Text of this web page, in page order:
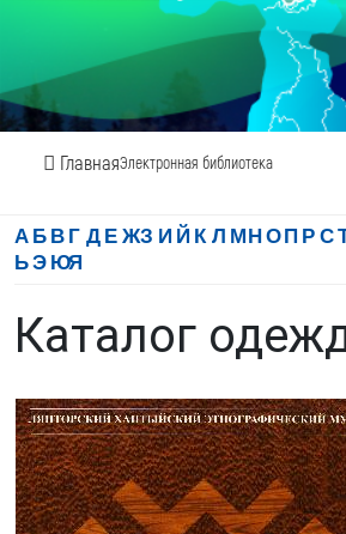
ГлавнаяЭлектронная библиотека
АБВГ ДЕЖЗ И Й К Л МНОП РС
ЬЭЮЯ
Каталог